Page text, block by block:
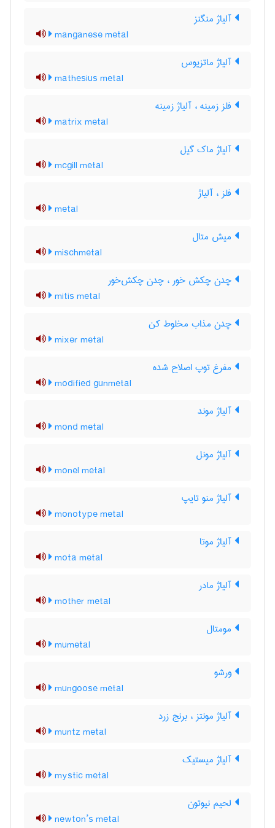
آلیاژ منگنز
manganese metal
آلیاژ ماتزیوس
mathesius metal
فلز زمینه ، آلیاژ زمینه
matrix metal
آلیاژ ماک گیل
mcgill metal
فلز ، آلیاژ
metal
میش متال
mischmetal
چدن چکش خور ، چدن چکش‌خور
mitis metal
چدن مذاب مخلوط کن
mixer metal
مفرغ توپ اصلاح شده
modified gunmetal
آلیاژ موند
mond metal
آلیاژ مونل
monel metal
آلیاژ منو تایپ
monotype metal
آلیاژ موتا
mota metal
آلیاژ مادر
mother metal
مومتال
mumetal
ورشو
mungoose metal
آلیاژ مونتز ، برنج زرد
muntz metal
آلیاژ میستیک
mystic metal
لحیم نیوتون
newton’s metal